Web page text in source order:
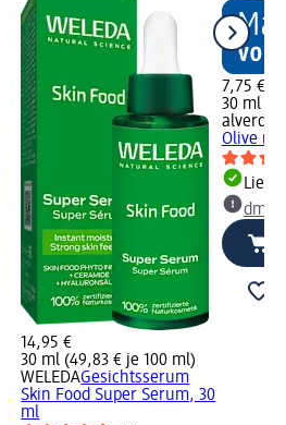
14,95 €
30 ml (49,83 € je 100 ml)
WELEDAGesichtsserum
Skin Food Super Serum, 30
ml
7,75 €
30 ml
alverde
Olive
dm